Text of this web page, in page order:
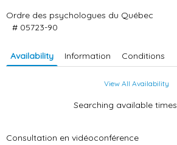
Ordre des psychologues du Québec
# 05723-90
Availability Information Conditions
View All Availability
Searching available times
Consultation en vidéoconférence